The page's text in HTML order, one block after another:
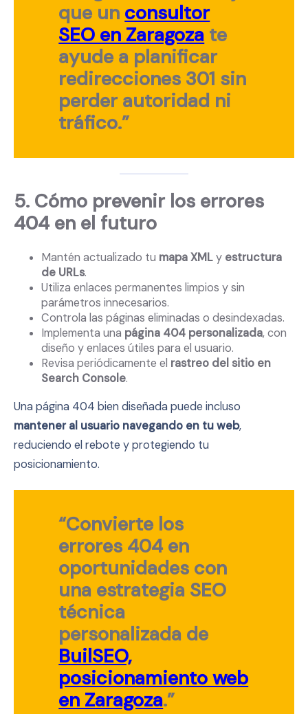
que un consultor
SEO en Zaragoza te
ayude a planificar
redirecciones 301 sin
perder autoridad ni
tráfico.”
5. Cómo prevenir los errores
404 en el futuro
Mantén actualizado tu mapa XMLy estructura
de URLs.
Utiliza enlaces permanentes limpios y sin
parámetros innecesarios.
Controla las páginas eliminadas o desindexadas.
Implementa una página 404 personalizada, con
diseño y enlaces útiles para el usuario.
Revisa periódicamente el rastreo del sitio en
Search Console.
Una página 404 bien diseñada puede incluso
mantener al usuario navegando en tu web,
reduciendo el rebote y protegiendo tu
posicionamiento.
“Convierte los
errores 404 en
oportunidades con
una estrategia SEO
técnica
personalizada de
BuilSEO,
posicionamiento web
en Zaragoza.”